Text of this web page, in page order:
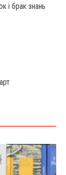
і брак знань